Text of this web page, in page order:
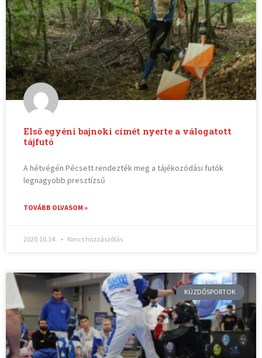
Első egyéni bajnoki címét nyerte a válogatott
tájfutó
A hétvégén Pécsett rendezték meg a tájékozódási futók
legnagyobb presztízsű
TOVÁBB OLVASOM »
2020.10.14. Nincs hozzászólás
KÜZDŐSPORTOK